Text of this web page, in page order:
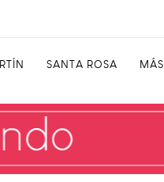
SANTA ROSA MÁS